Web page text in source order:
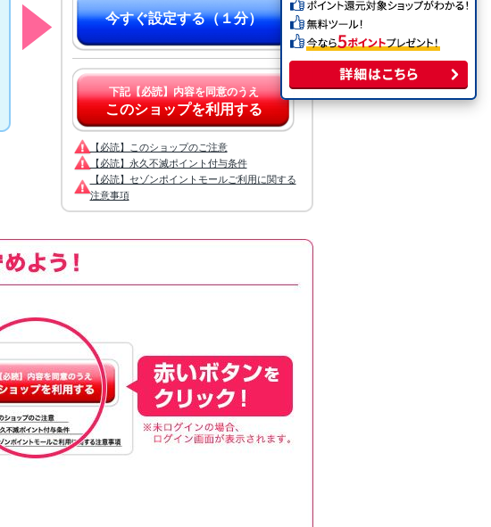
今すぐ設定する（１分）
下記【必読】内容を同意のうえ
このショップを利用する
【必読】このショップのご注意
【必読】永久不滅ポイント付与条件
【必読】セゾンポイントモールご利用に関する
注意事項